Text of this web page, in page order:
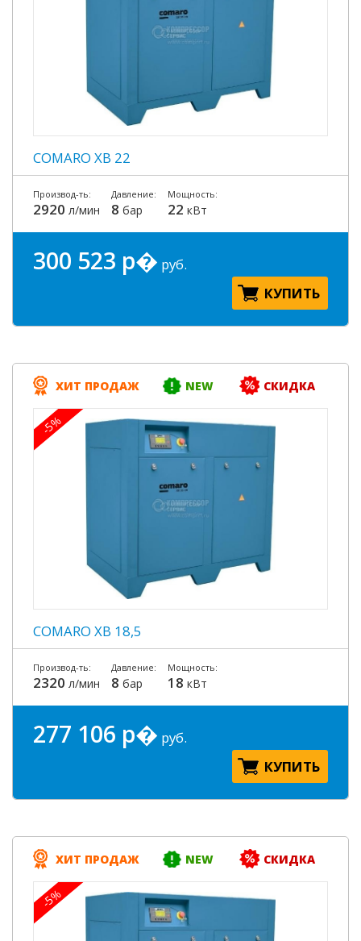
COMARO XB 22
Производ-ть:
2920 л/мин
Давление:
8 бар
Мощность:
22 кВт
300 523 р� руб.
КУПИТЬ
ХИТ ПРОДАЖ NEW СКИДКА
-5%
COMARO XB 18,5
Производ-ть:
2320 л/мин
Давление:
8 бар
Мощность:
18 кВт
277 106 р� руб.
КУПИТЬ
ХИТ ПРОДАЖ NEW СКИДКА
-5%